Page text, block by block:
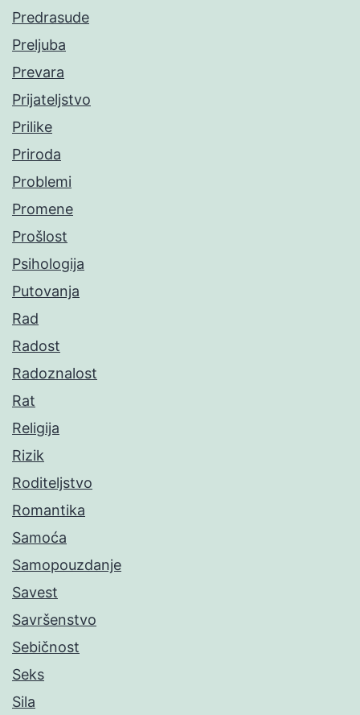
Predrasude
Preljuba
Prevara
Prijateljstvo
Prilike
Priroda
Problemi
Promene
Prošlost
Psihologija
Putovanja
Rad
Radost
Radoznalost
Rat
Religija
Rizik
Roditeljstvo
Romantika
Samoća
Samopouzdanje
Savest
Savršenstvo
Sebičnost
Seks
Sila